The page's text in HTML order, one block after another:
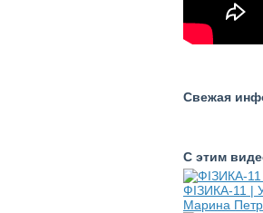
Свежая
С этим
ФІЗИКА-11 |
Марина